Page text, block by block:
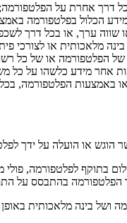
דרך אחרת על הפלטפורמה;
הכלול בפלטפורמה
שווה ערך, או בכל דרך
מלאכותית או לצורכי
של הפלטפורמה או של כל
אחר מידע כלשהו על כל
או באמצעות הפלטפורמה,
הוגש או הועלה על ידך
בתוקף לפלטפורמה, פולי
הפלטפורמה בהתבסס על
ושל בינה מלאכותית